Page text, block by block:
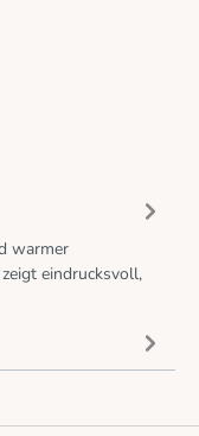
warmer
eindrucksvoll,